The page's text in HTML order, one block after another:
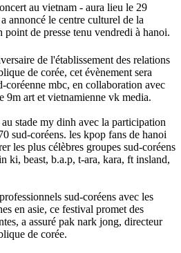
au vietnam - aura lieu le 29
annoncé le centre culturel de la
de presse tenu vendredi à hanoi.
de l'établissement des relations
de corée, cet évènement sera
coréenne mbc, en collaboration avec
9m art et vietnamienne vk media.
stade my dinh avec la participation
sud-coréens. les kpop fans de hanoi
les plus célèbres groupes sud-coréens
ki, beast, b.a.p, t-ara, kara, ft insland,
sud-coréens avec les
en asie, ce festival promet des
a assuré pak nark jong, directeur
de corée.